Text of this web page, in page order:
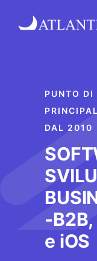
PUNTO DI
DAL 2010
-
e iOS